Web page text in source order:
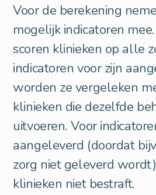
Voor de berekening
mogelijk indicatoren
scoren klinieken op alle
indicatoren voor zijn
worden ze vergeleken
klinieken die dezelfde
uitvoeren. Voor
aangeleverd (doordat
zorg niet geleverd
klinieken niet bestraft.